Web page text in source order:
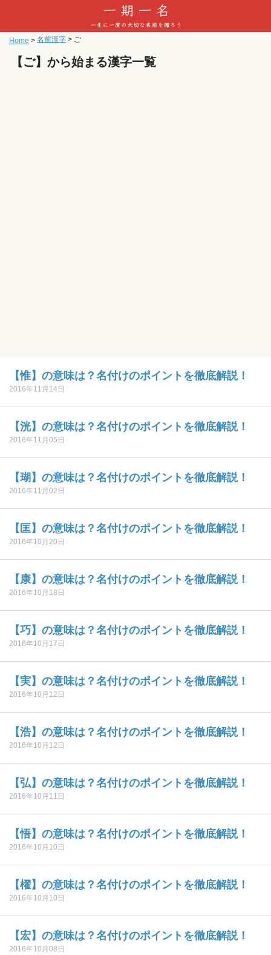
Home > 名前漢字 > ご
【ご】から始まる漢字一覧
【惟】の意味は？名付けのポイントを徹底解説！
2016年11月14日
【洸】の意味は？名付けのポイントを徹底解説！
2016年11月05日
【瑚】の意味は？名付けのポイントを徹底解説！
2016年11月02日
【匡】の意味は？名付けのポイントを徹底解説！
2016年10月20日
【康】の意味は？名付けのポイントを徹底解説！
2016年10月18日
【巧】の意味は？名付けのポイントを徹底解説！
2016年10月17日
【実】の意味は？名付けのポイントを徹底解説！
2016年10月12日
【浩】の意味は？名付けのポイントを徹底解説！
2016年10月12日
【弘】の意味は？名付けのポイントを徹底解説！
2016年10月11日
【悟】の意味は？名付けのポイントを徹底解説！
2016年10月10日
【櫂】の意味は？名付けのポイントを徹底解説！
2016年10月10日
【宏】の意味は？名付けのポイントを徹底解説！
2016年10月08日